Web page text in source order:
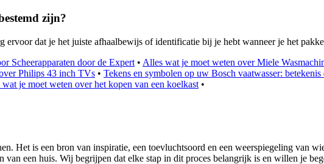
zijn?
dat je het juiste afhaalbewijs of identificatie bij je hebt wanneer je het
Scheerapparaten door de Expert • Alles wat je moet weten over Miele
Philips 43 inch TVs • Tekens en symbolen op uw Bosch vaatwasser: betekenis
je moet weten over het kopen van een koelkast •
Het is een bron van inspiratie, een toevluchtsoord en een weerspiegeling van
een huis. Wij begrijpen dat elke stap in dit proces belangrijk is en willen je